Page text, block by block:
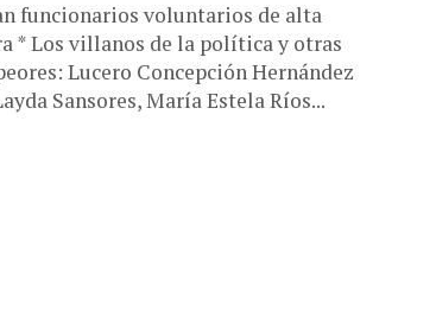
funcionarios voluntarios de alta
* Los villanos de la política y otras
Lucero Concepción Hernández
Sansores, María Estela Ríos...